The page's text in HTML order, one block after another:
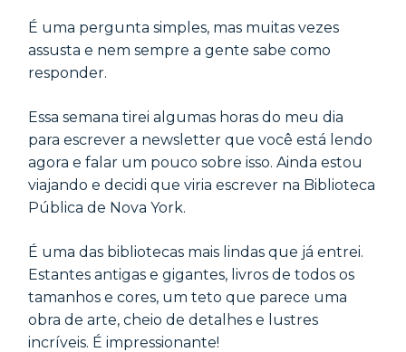
É uma pergunta simples, mas muitas vezes
assusta e nem sempre a gente sabe como
responder.
Essa semana tirei algumas horas do meu dia
para escrever a newsletter que você está lendo
agora e falar um pouco sobre isso. Ainda estou
viajando e decidi que viria escrever na Biblioteca
Pública de Nova York.
É uma das bibliotecas mais lindas que já entrei.
Estantes antigas e gigantes, livros de todos os
tamanhos e cores, um teto que parece uma
obra de arte, cheio de detalhes e lustres
incríveis. É impressionante!